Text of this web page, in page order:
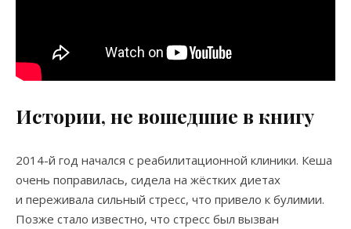
Истории, не вошедшие в книгу
2014-й год начался с реабилитационной клиники. Кеша
очень поправилась, сидела на жёстких диетах
и переживала сильный стресс, что привело к булимии.
Позже стало известно, что стресс был вызван